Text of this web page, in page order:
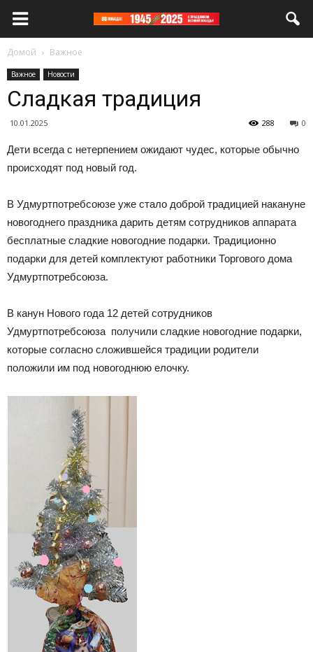
Домой Важное
Важное Новости
Сладкая традиция
10.01.2025 0
288
Дети всегда с нетерпением ожидают чудес, которые обычно
происходят под новый год.
В Удмуртпотребсоюзе уже стало доброй традицией накануне
новогоднего праздника дарить детям сотрудников аппарата
бесплатные сладкие новогодние подарки. Традиционно
подарки для детей комплектуют работники Торгового дома
Удмуртпотребсоюза.
В канун Нового года 12 детей сотрудников
Удмуртпотребсоюза получили сладкие новогодние подарки,
которые согласно сложившейся традиции родители
положили им под новогоднюю елочку.